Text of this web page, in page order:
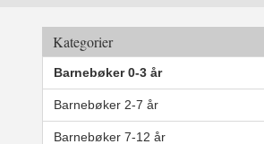
Kategorier
Barnebøker 0-3 år
Barnebøker 2-7 år
Barnebøker 7-12 år